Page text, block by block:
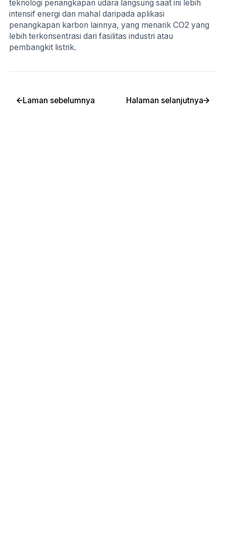
teknologi penangkapan udara langsung saat ini lebih
intensif energi dan mahal daripada aplikasi
penangkapan karbon lainnya, yang menarik CO2 yang
lebih terkonsentrasi dari fasilitas industri atau
pembangkit listrik.
Laman sebelumnya Halaman selanjutnya